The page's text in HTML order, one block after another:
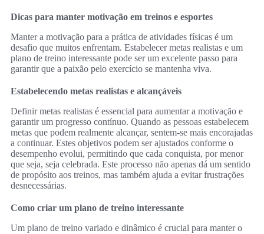
Dicas para manter motivação em treinos e esportes
Manter a motivação para a prática de atividades físicas é um
desafio que muitos enfrentam. Estabelecer metas realistas e um
plano de treino interessante pode ser um excelente passo para
garantir que a paixão pelo exercício se mantenha viva.
Estabelecendo metas realistas e alcançáveis
Definir metas realistas é essencial para aumentar a motivação e
garantir um progresso contínuo. Quando as pessoas estabelecem
metas que podem realmente alcançar, sentem-se mais encorajadas
a continuar. Estes objetivos podem ser ajustados conforme o
desempenho evolui, permitindo que cada conquista, por menor
que seja, seja celebrada. Este processo não apenas dá um sentido
de propósito aos treinos, mas também ajuda a evitar frustrações
desnecessárias.
Como criar um plano de treino interessante
Um plano de treino variado e dinâmico é crucial para manter o